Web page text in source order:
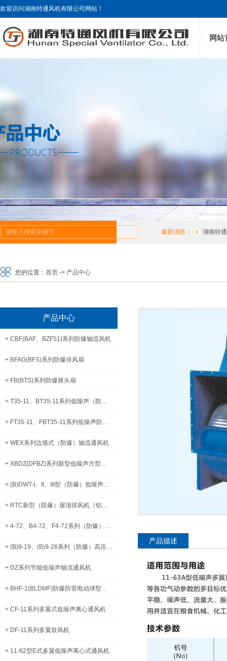
欢迎访问湖南特通风机有限公司网站！
网站
最新消息： 湖南特通
您的位置： 首页 -> 产品中心
产品中心
+ CBF(BAF、BZF51)系列防爆轴流风机
+ BFAG(BFS)系列防爆排风扇
+ FB(BTS)系列防爆摇头扇
+ T35-11、BT35-11系列低噪声（防爆）轴流通风机
+ FT35-11、FBT35-11系列低噪声防腐(防爆)轴流通风机
+ WEX系列边墙式（防爆）轴流通风机
+ XBDZ(DFBZ)系列新型低噪声方型壁式（防爆）轴流风机
+ (B)DWT-I、II、III型（防爆）低噪声屋顶风机
+ RTC新型（防爆）屋顶排风机（铝制）
+ 4-72、B4-72、F4-72系列（防爆）离心通风机
+ (B)9-19、(B)9-26系列（防爆）高压离心式通风机
+ DZ系列节能低噪声轴流通风机
+ BHF-1(BLDMF)防爆防雷电动球型风帽
+ CF-11系列多翼式低噪声离心通风机
+ DF-11系列多翼鼓风机
+ 11-62型E式多翼低噪声离心式通风机
产品描述